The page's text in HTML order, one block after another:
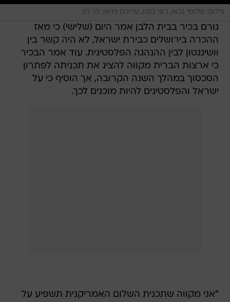
צילום: שלומי גבאי, רוני כנפו, עריכת וידאו: ניר חן
גורם בכיר בבית הלבן אמר היום (שלישי) כי מאז
ההכרה בירושלים כבירת ישראל, לא היה קשר בין
וושינגטון לבין ההנהגה הפלסטינית. עוד אמר הבכיר
כי ארצות הברית מקווה להציג את תכניתה לפתרון
הסכסוך במהלך השנה הקרובה, אך הוסיף כי על
ישראל והפלסטינים להיות מוכנים לכך.
"אני מקווה שתכנית השלום האמריקנית תשפיע על